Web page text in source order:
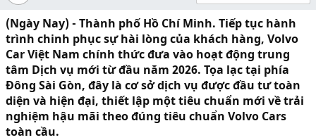
(Ngày Nay) - Thành phố Hồ Chí Minh. Tiếp tục hành
trình chinh phục sự hài lòng của khách hàng, Volvo
Car Việt Nam chính thức đưa vào hoạt động trung
tâm Dịch vụ mới từ đầu năm 2026. Tọa lạc tại phía
Đông Sài Gòn, đây là cơ sở dịch vụ được đầu tư toàn
diện và hiện đại, thiết lập một tiêu chuẩn mới về trải
nghiệm hậu mãi theo đúng tiêu chuẩn Volvo Cars
toàn cầu.